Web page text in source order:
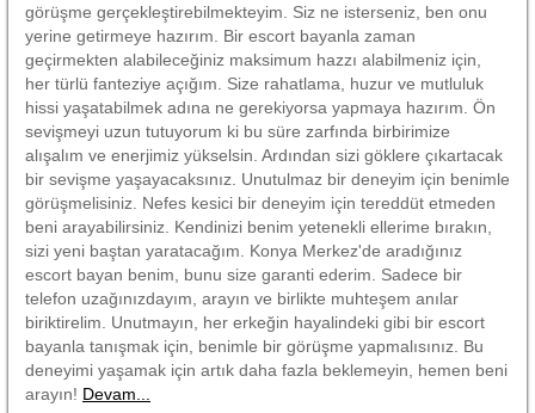
görüşme gerçekleştirebilmekteyim. Siz ne isterseniz, ben onu
yerine getirmeye hazırım. Bir escort bayanla zaman
geçirmekten alabileceğiniz maksimum hazzı alabilmeniz için,
her türlü fanteziye açığım. Size rahatlama, huzur ve mutluluk
hissi yaşatabilmek adına ne gerekiyorsa yapmaya hazırım. Ön
sevişmeyi uzun tutuyorum ki bu süre zarfında birbirimize
alışalım ve enerjimiz yükselsin. Ardından sizi göklere çıkartacak
bir sevişme yaşayacaksınız. Unutulmaz bir deneyim için benimle
görüşmelisiniz. Nefes kesici bir deneyim için tereddüt etmeden
beni arayabilirsiniz. Kendinizi benim yetenekli ellerime bırakın,
sizi yeni baştan yaratacağım. Konya Merkez'de aradığınız
escort bayan benim, bunu size garanti ederim. Sadece bir
telefon uzağınızdayım, arayın ve birlikte muhteşem anılar
biriktirelim. Unutmayın, her erkeğin hayalindeki gibi bir escort
bayanla tanışmak için, benimle bir görüşme yapmalısınız. Bu
deneyimi yaşamak için artık daha fazla beklemeyin, hemen beni
arayın! Devam...